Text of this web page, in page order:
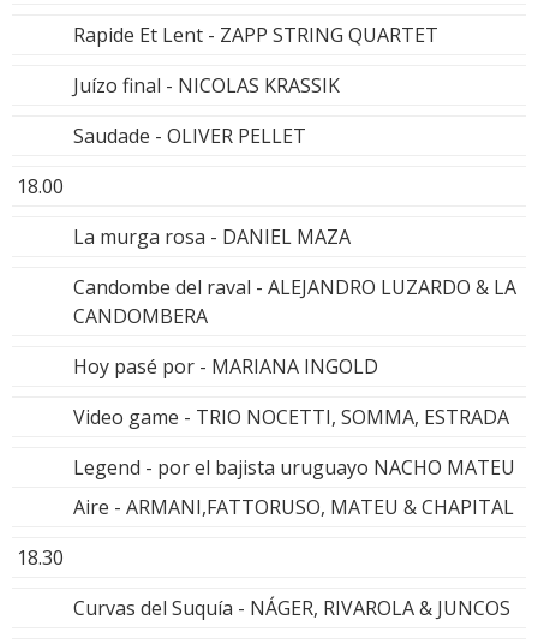
Rapide Et Lent - ZAPP STRING QUARTET
Juízo final - NICOLAS KRASSIK
Saudade - OLIVER PELLET
18.00
La murga rosa - DANIEL MAZA
Candombe del raval - ALEJANDRO LUZARDO & LA
CANDOMBERA
Hoy pasé por - MARIANA INGOLD
Video game - TRIO NOCETTI, SOMMA, ESTRADA
Legend - por el bajista uruguayo NACHO MATEU
Aire - ARMANI,FATTORUSO, MATEU & CHAPITAL
18.30
Curvas del Suquía - NÁGER, RIVAROLA & JUNCOS